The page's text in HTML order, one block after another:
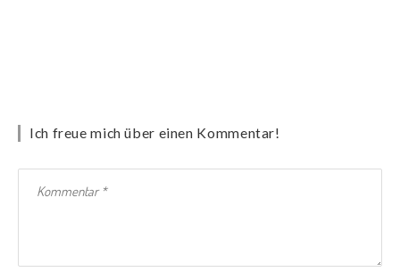
Ich freue mich über einen Kommentar!